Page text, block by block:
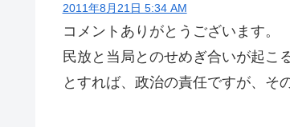
2011年8月21日 5:34 AM
コメントありがとうございます。
民放と当局とのせめぎ合いが起こ
とすれば、政治の責任ですが、そ